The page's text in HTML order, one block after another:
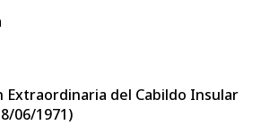
Extraordinaria del Cabildo Insular
06/1971)